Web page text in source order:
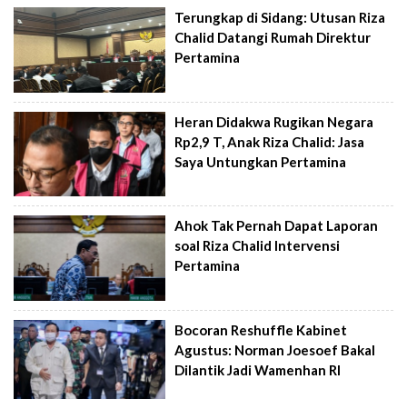
Terungkap di Sidang: Utusan Riza
Chalid Datangi Rumah Direktur
Pertamina
Heran Didakwa Rugikan Negara
Rp2,9 T, Anak Riza Chalid: Jasa
Saya Untungkan Pertamina
Ahok Tak Pernah Dapat Laporan
soal Riza Chalid Intervensi
Pertamina
Bocoran Reshuffle Kabinet
Agustus: Norman Joesoef Bakal
Dilantik Jadi Wamenhan RI